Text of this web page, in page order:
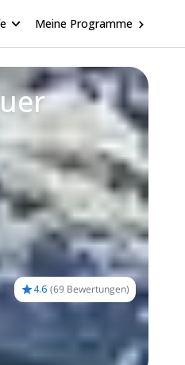
Meine Programme
4.6 (69 Bewertungen)